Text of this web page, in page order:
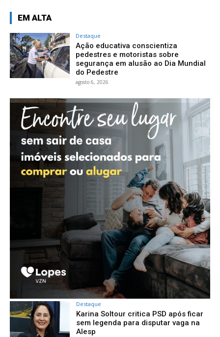
EM ALTA
Destaque
Ação educativa conscientiza
pedestres e motoristas sobre
segurança em alusão ao Dia Mundial
do Pedestre
agosto 6, 2026
Destaque
Karina Soltour critica PSD após ficar
sem legenda para disputar vaga na
Alesp